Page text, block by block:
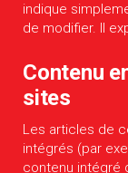
indique
de modifier. Il
Contenu
sites
Les articles de
intégrés (par
contenu intégré